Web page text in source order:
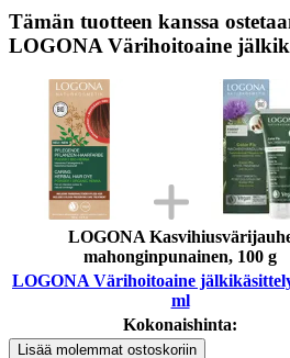
Tämän tuotteen kanssa
LOGONA Värihoitoaine
LOGONA
mahonginpunainen, 100 g
LOGONA Värihoitoaine
ml
Kokonaishinta:
Lisää molemmat ostoskoriin